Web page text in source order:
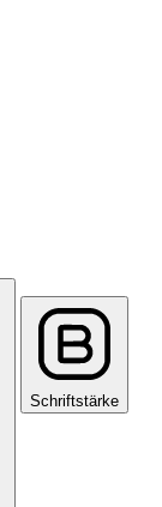
Schriftstärke